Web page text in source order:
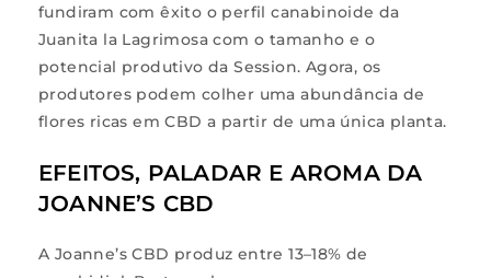
fundiram com êxito o perfil canabinoide da
Juanita la Lagrimosa com o tamanho e o
potencial produtivo da Session. Agora, os
produtores podem colher uma abundância de
flores ricas em CBD a partir de uma única planta.
EFEITOS, PALADAR E AROMA DA
JOANNE’S CBD
A Joanne’s CBD produz entre 13–18% de